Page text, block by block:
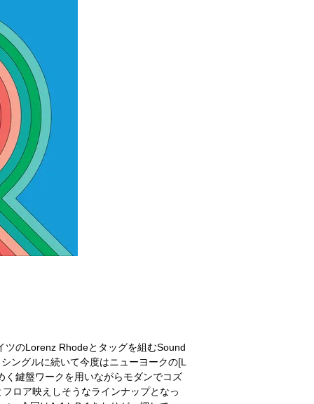
のLorenz Rhodeとタッグを組むSound
ングルに続いて今度はニューヨークの[L
鍵盤ワークを用いながらモダンでコズ
ロア映えしそうなラインナップとなっ